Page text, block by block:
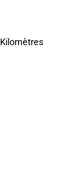
Kilomètres